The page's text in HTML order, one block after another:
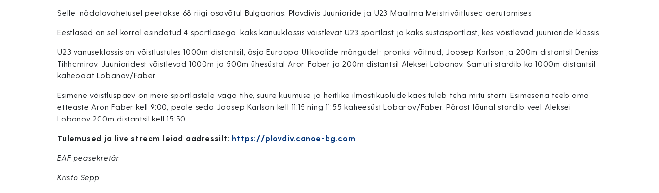
Sellel nädalavahetusel peetakse 68 riigi osavõtul Bulgaarias, Plovdivis Juunioride ja U23 Maailma Meistrivõitlused aerutamises.
Eestlased on sel korral esindatud 4 sportlasega, kaks kanuuklassis võistlevat U23 sportlast ja kaks süstasportlast, kes võistlevad juunioride klassis.
U23 vanuseklassis on võistlustules 1000m distantsil, äsja Euroopa Ülikoolide mängudelt pronksi võitnud, Joosep Karlson ja 200m distantsil Deniss
Tihhomirov. Juunioridest võistlevad 1000m ja 500m ühesüstal Aron Faber ja 200m distantsil Aleksei Lobanov. Samuti stardib ka 1000m distantsil
kahepaat Lobanov/Faber.
Esimene võistluspäev on meie sportlastele väga tihe, suure kuumuse ja heitlike ilmastikuolude käes tuleb teha mitu starti. Esimesena teeb oma
etteaste Aron Faber kell 9:00, peale seda Joosep Karlson kell 11:15 ning 11:55 kaheesüst Lobanov/Faber. Pärast lõunal stardib veel Aleksei
Lobanov 200m distantsil kell 15:50.
Tulemused ja live stream leiad aadressilt: https://plovdiv.canoe-bg.com
EAF peasekretär
Kristo Sepp